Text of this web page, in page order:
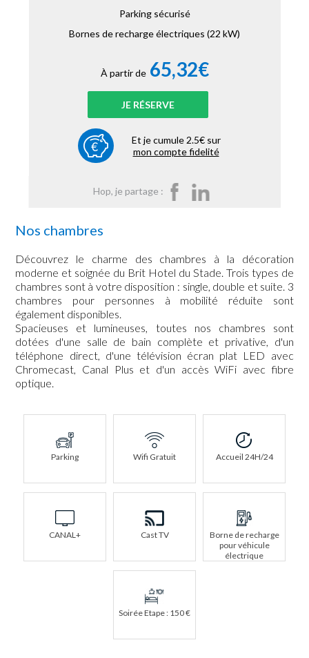
Parking sécurisé
Bornes de recharge électriques (22 kW)
À partir de 65,32€
JE RÉSERVE
Et je cumule 2.5€ sur
mon compte fidelité
Hop, je partage :
Nos chambres
Découvrez le charme des chambres à la décoration
moderne et soignée du Brit Hotel du Stade. Trois types de
chambres sont à votre disposition : single, double et suite. 3
chambres pour personnes à mobilité réduite sont
également disponibles.
Spacieuses et lumineuses, toutes nos chambres sont
dotées d'une salle de bain complète et privative, d'un
téléphone direct, d'une télévision écran plat LED avec
Chromecast, Canal Plus et d'un accès WiFi avec fibre
optique.
Parking Wifi Gratuit Accueil 24H/24
CANAL+ Cast TV
Borne de recharge
pour véhicule
électrique
Soirée Etape : 150 €